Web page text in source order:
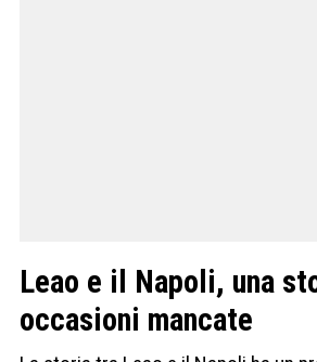
Leao e il Napoli, una
occasioni mancate